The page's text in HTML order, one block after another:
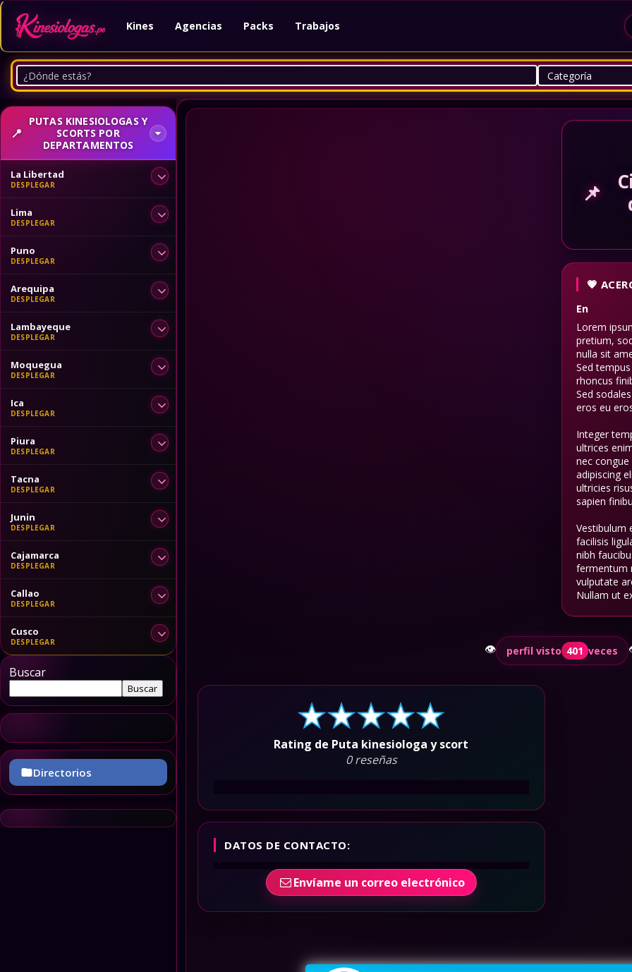
Kines Agencias Packs Trabajos
📌
En
Lorem
pretium,
nulla sit
Sed
rhoncus
Sed
eros eu
Integer
ultrices
nec
adipiscing
ultricies
sapien
Vestibulum
facilisis
nibh
fermentum
vulputate
Nullam ut
Rating de Puta kinesiologa y scort
0 reseñas
DATOS DE CONTACTO:
Envíame un correo electrónico
👁️ perfil visto 401 veces
PUTAS KINESIOLOGAS Y
SCORTS POR
DEPARTAMENTOS
La Libertad
Lima
Puno
Arequipa
Lambayeque
Moquegua
Ica
Piura
Tacna
Junin
Cajamarca
Callao
Cusco
Buscar
Buscar
Directorios